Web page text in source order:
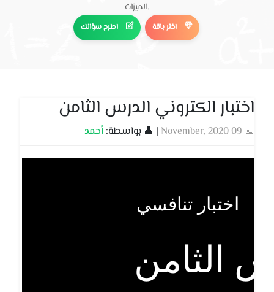
الميزات.
اطرح سؤالك اختر باقة
اختبار الكتروني الدرس الثامن
📅 09 November, 2020 | 👤 بواسطة: أحمد